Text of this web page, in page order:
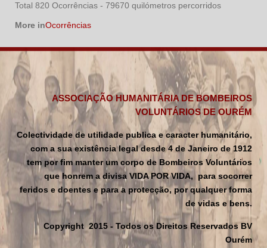
Total 820 Ocorrências - 79670 quilómetros percorridos
More inOcorrências
ASSOCIAÇÃO HUMANITÁRIA DE BOMBEIROS
VOLUNTÁRIOS DE OURÉM
Colectividade de utilidade publica e caracter humanitário,
com a sua existência legal desde 4 de Janeiro de 1912
tem por fim manter um corpo de Bombeiros Voluntários
que honrem a divisa VIDA POR VIDA, para socorrer
feridos e doentes e para a protecção, por qualquer forma
de vidas e bens.
Copyright 2015 - Todos os Direitos Reservados BV
Ourém